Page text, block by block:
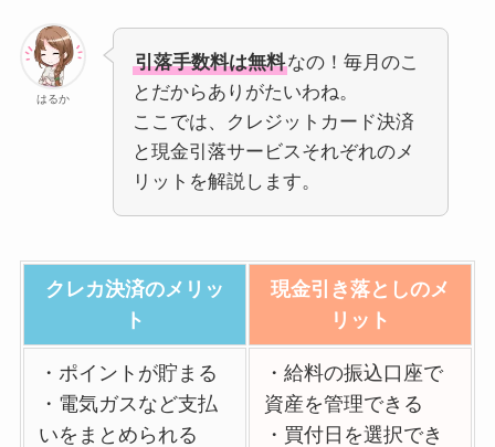
はるか
引落手数料は無料なの！毎月のこ
とだからありがたいわね。
ここでは、クレジットカード決済
と現金引落サービスそれぞれのメ
リットを解説します。
クレカ決済のメリッ
ト
現金引き落としのメ
リット
・ポイントが貯まる
・電気ガスなど支払
いをまとめられる
・給料の振込口座で
資産を管理できる
・買付日を選択でき